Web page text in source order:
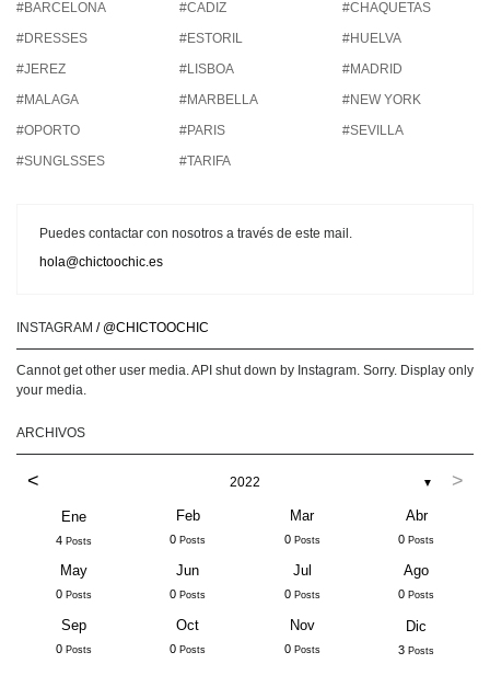
#BARCELONA #CADIZ
#CHAQUETAS
#DRESSES
#ESTORIL
#HUELVA
#JEREZ
#LISBOA
#MADRID
#MALAGA
#MARBELLA
#NEW YORK
#OPORTO
#PARIS
#SEVILLA
#SUNGLSSES
#TARIFA
Puedes contactar con nosotros a través de este mail.
hola@chictoochic.es
INSTAGRAM / @CHICTOOCHIC
Cannot get other user media. API shut down by Instagram. Sorry. Display only
your media.
ARCHIVOS
< 2022 ▼ >
Ene
4 Posts
Feb
0 Posts
Mar
0 Posts
Abr
0 Posts
May
0 Posts
Jun
0 Posts
Jul
0 Posts
Ago
0 Posts
Sep
0 Posts
Oct
0 Posts
Nov
0 Posts
Dic
3 Posts